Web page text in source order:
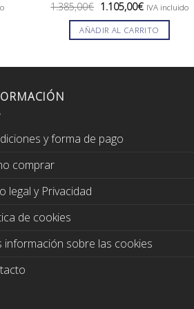
1.385,00€ El
precio
original
era:
1.385,00€.
1.105,00€El
actual
es:
1.105,00€.
IVA incluido
AÑADIR AL CARRITO
y forma de pago
comprar
legal y Privacidad
de cookies
información sobre las cookies